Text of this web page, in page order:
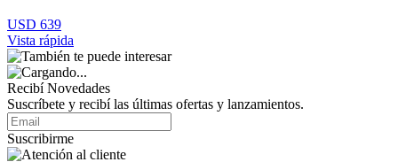
USD 639
Vista rápida
Recibí Novedades
Suscríbete y recibí las últimas ofertas y lanzamientos.
Suscribirme